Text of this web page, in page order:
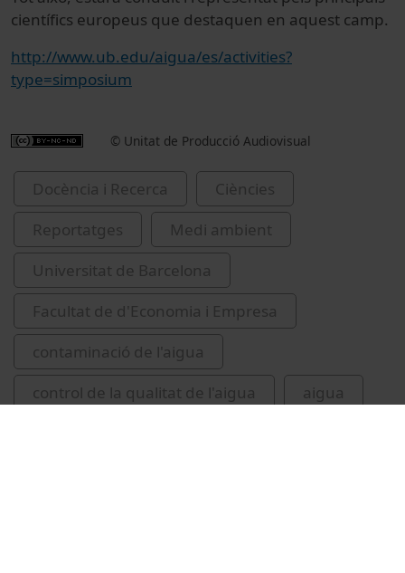
científics europeus que destaquen en aquest camp.
http://www.ub.edu/aigua/es/activities?
type=simposium
© Unitat de Producció Audiovisual
Docència i Recerca
Ciències
Reportatges
Medi ambient
Universitat de Barcelona
Facultat de d'Economia i Empresa
contaminació de l'aigua
control de la qualitat de l'aigua
aigua